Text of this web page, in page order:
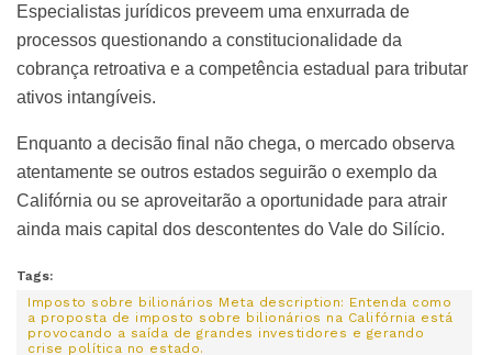
Especialistas jurídicos preveem uma enxurrada de
processos questionando a constitucionalidade da
cobrança retroativa e a competência estadual para tributar
ativos intangíveis.
Enquanto a decisão final não chega, o mercado observa
atentamente se outros estados seguirão o exemplo da
Califórnia ou se aproveitarão a oportunidade para atrair
ainda mais capital dos descontentes do Vale do Silício.
Tags:
Imposto sobre bilionários Meta description: Entenda como
a proposta de imposto sobre bilionários na Califórnia está
provocando a saída de grandes investidores e gerando
crise política no estado.